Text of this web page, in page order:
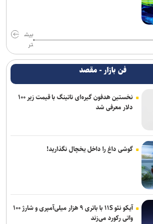
بیش
تر
فن بازار - مقصد
نخستین هدفون گیره‌ای ناتینگ با قیمت زیر ۱۰۰
دلار معرفی شد
گوشی داغ را داخل یخچال نگذارید!
آیکو نئو ۱۱S با باتری ۹ هزار میلی‌آمپری و شارژ ۱۰۰
واتی رکورد می‌زند